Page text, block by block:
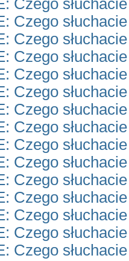
Czego
Czego
Czego
Czego
Czego
Czego
Czego
Czego
Czego
Czego
Czego
Czego
Czego
Czego
Czego